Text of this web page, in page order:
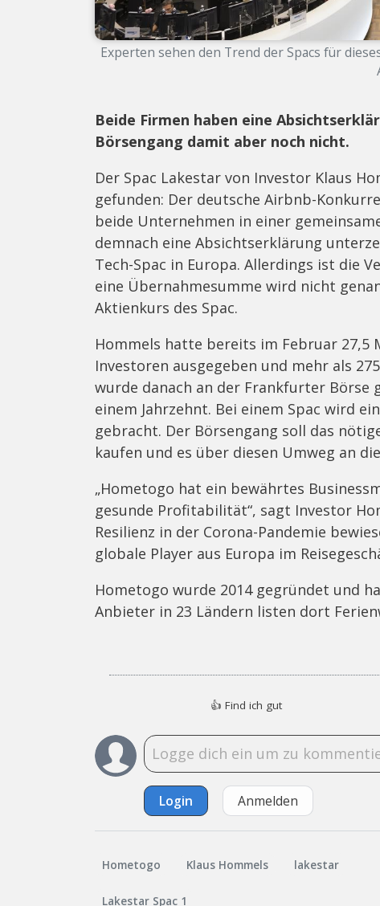
Experten sehen den Trend der Spacs für
Beide Firmen haben eine
Börsengang damit aber noch nicht.
Der Spac Lakestar von Investor Klaus
gefunden: Der deutsche Airbnb-
beide Unternehmen in einer
demnach eine Absichtserklärung
Tech-Spac in Europa. Allerdings ist die
eine Übernahmesumme wird nicht
Aktienkurs des Spac.
Hommels hatte bereits im Februar
Investoren ausgegeben und mehr als
wurde danach an der Frankfurter Börse
einem Jahrzehnt. Bei einem Spac wird
gebracht. Der Börsengang soll das
kaufen und es über diesen Umweg an
„Hometogo hat ein bewährtes
gesunde Profitabilität“, sagt Investor
Resilienz in der Corona-Pandemie
globale Player aus Europa im
Hometogo wurde 2014 gegründet und
Anbieter in 23 Ländern listen dort
👍 Find ich gut
Login Anmelden
Hometogo Klaus Hommels lakestar
Lakestar Spac 1